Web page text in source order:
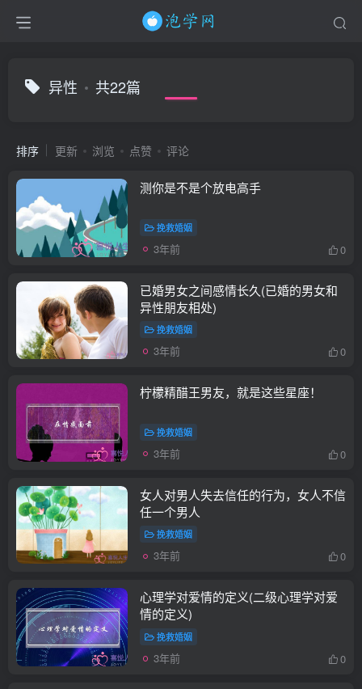
异性 共22篇
排序 更新 浏览 点赞 评论
测你是不是个放电高手
挽救婚姻
3年前 0
已婚男女之间感情长久(已婚的男女和
异性朋友相处)
挽救婚姻
3年前 0
柠檬精醋王男友，就是这些星座！
挽救婚姻
3年前 0
女人对男人失去信任的行为，女人不信
任一个男人
挽救婚姻
3年前 0
心理学对爱情的定义(二级心理学对爱
情的定义)
挽救婚姻
3年前 0